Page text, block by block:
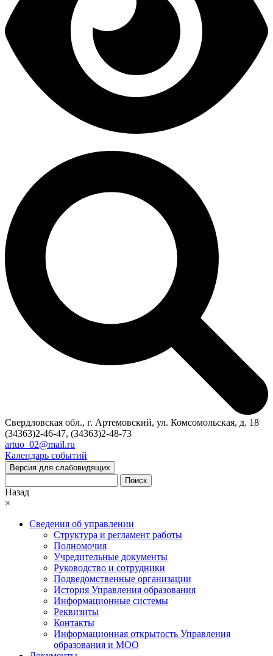
Свердловская обл., г. Артемовский, ул. Комсомольская, д. 18
(34363)2-46-47, (34363)2-48-73
artuo_02@mail.ru
Календарь событий
Версия для слабовидящих
Поиск
Назад
×
Сведения об управлении
Структура и регламент работы
Полномочия
Учредительные документы
Руководство и сотрудники
Подведомственные организации
История Управления образования
Информационные системы
Реквизиты
Контакты
Информационная открытость Управления
образования и МОО